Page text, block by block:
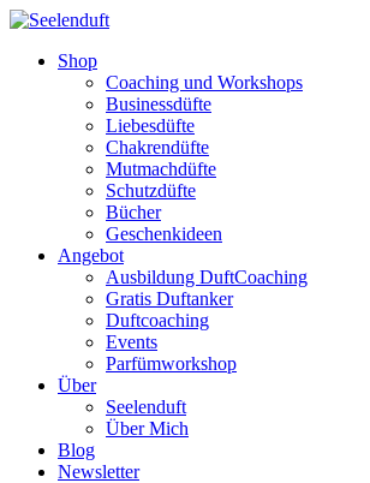
Shop
Coaching und Workshops
Businessdüfte
Liebesdüfte
Chakrendüfte
Mutmachdüfte
Schutzdüfte
Bücher
Geschenkideen
Angebot
Ausbildung DuftCoaching
Gratis Duftanker
Duftcoaching
Events
Parfümworkshop
Über
Seelenduft
Über Mich
Blog
Newsletter